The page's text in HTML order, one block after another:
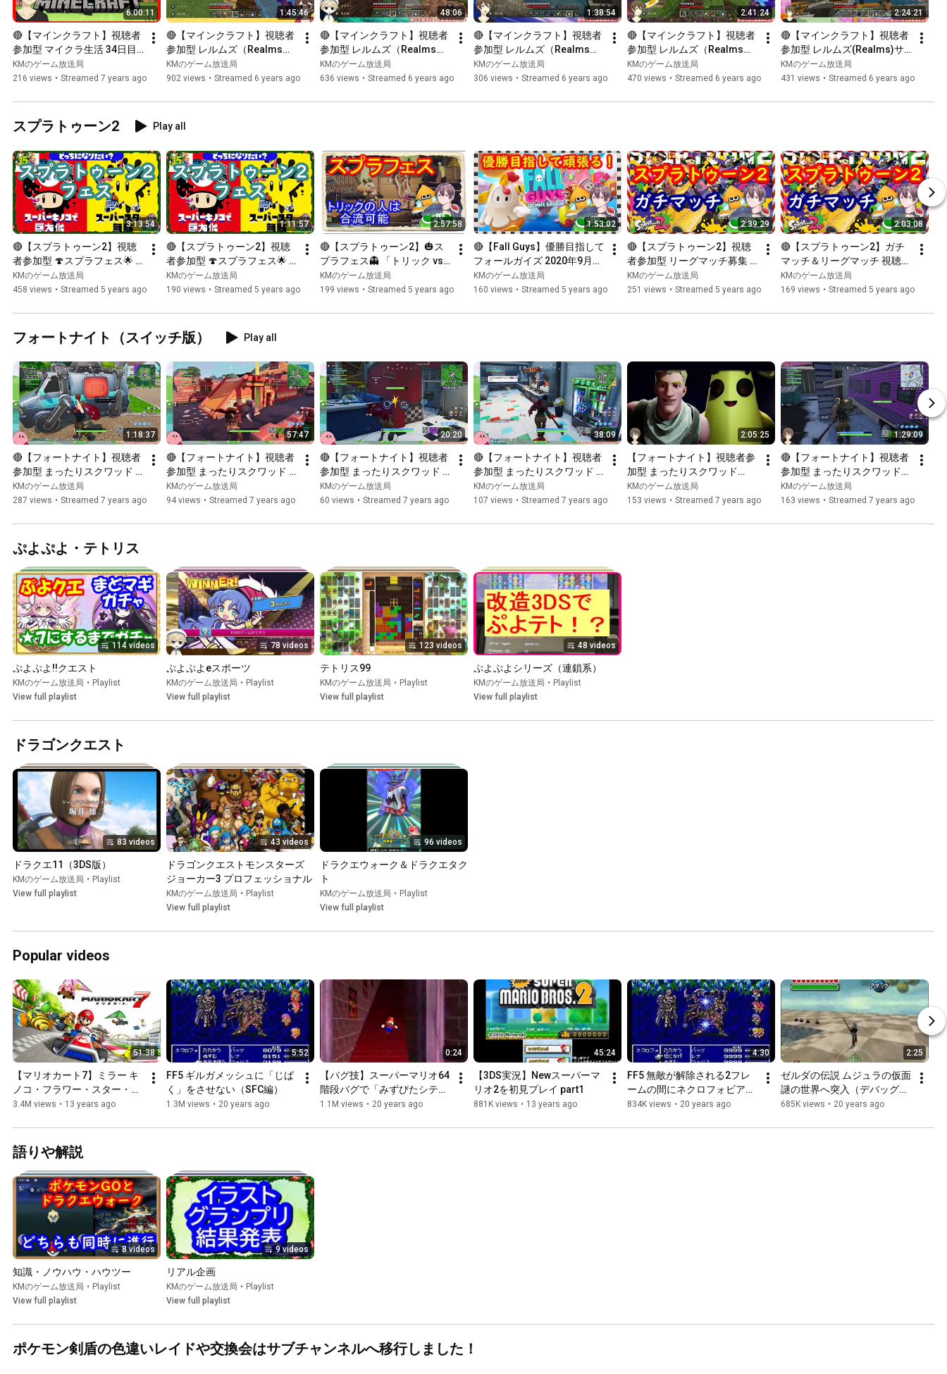
6:00:11
🔴【マインクラフト】視聴者
参加型 マイクラ生活 34日目
またワールド破損で再出発
【Minecraft】
KMのゲーム放送局
216 views • Streamed 7 years ago
1:45:46
🔴【マインクラフト】視聴者
参加型 レルムズ（Realms）
まったりマイクラ生活
_20191104【Minecraft】
KMのゲーム放送局
902 views • Streamed 6 years ago
48:06
🔴【マインクラフト】視聴者
参加型 レルムズ（Realms）
でまったりマイクラ生活
_20190907【Minecraft】
KMのゲーム放送局
636 views • Streamed 6 years ago
1:38:54
🔴【マインクラフト】視聴者
参加型 レルムズ（Realms）
でまったりマイクラ生活
_20190904【Minecraft】
KMのゲーム放送局
306 views • Streamed 6 years ago
2:41:24
🔴【マインクラフト】視聴者
参加型 レルムズ（Realms）
でまったりマイクラ生活
_20190825【Minecraft】
KMのゲーム放送局
470 views • Streamed 6 years ago
2:24:21
🔴【マインクラフト】視聴者
参加型 レルムズ(Realms)サ
ーバーでまったりマイクラ生
活_20190818【Minecraft】
KMのゲーム放送局
431 views • Streamed 6 years ago
スプラトゥーン2 Play all
3:13:54
🔴【スプラトゥーン2】視聴
者参加型 🍄スプラフェス🌟
「キノコ vs スター」続き
KMのゲーム放送局
458 views • Streamed 5 years ago
1:11:57
🔴【スプラトゥーン2】視聴
者参加型 🍄スプラフェス🌟
「キノコ vs スター」
KMのゲーム放送局
190 views • Streamed 5 years ago
2:57:58
🔴【スプラトゥーン2】🎃ス
プラフェス👻 「トリック vs
トリート」 視聴者参加型
KMのゲーム放送局
199 views • Streamed 5 years ago
1:53:02
🔴【Fall Guys】優勝目指して
フォールガイズ 2020年9月27
日 夜の部
KMのゲーム放送局
160 views • Streamed 5 years ago
2:39:29
🔴【スプラトゥーン2】視聴
者参加型 リーグマッチ募集
2020年9月27日 昼の部
KMのゲーム放送局
251 views • Streamed 5 years ago
2:03:08
🔴【スプラトゥーン2】ガチ
マッチ＆リーグマッチ 視聴者
参加型  2020年9月26日 夜の
部
KMのゲーム放送局
169 views • Streamed 5 years ago
フォートナイト（スイッチ版） Play all
1:18:37
🔴【フォートナイト】視聴者
参加型 まったりスクワッド
20190728【Fortnite】その4
KMのゲーム放送局
287 views • Streamed 7 years ago
57:47
🔴【フォートナイト】視聴者
参加型 まったりスクワッド
20190728【Fortnite】その3
KMのゲーム放送局
94 views • Streamed 7 years ago
20:20
🔴【フォートナイト】視聴者
参加型 まったりスクワッド
20190728【Fortnite】その2
KMのゲーム放送局
60 views • Streamed 7 years ago
38:09
🔴【フォートナイト】視聴者
参加型 まったりスクワッド
20190728【Fortnite】
KMのゲーム放送局
107 views • Streamed 7 years ago
2:05:25
【フォートナイト】視聴者参
加型 まったりスクワッド
_20190518【Fortnite】
KMのゲーム放送局
153 views • Streamed 7 years ago
1:29:09
🔴【フォートナイト】視聴者
参加型 まったりスクワッド
【Fortnite】20190509
KMのゲーム放送局
163 views • Streamed 7 years ago
ぷよぷよ・テトリス
114 videos
ぷよぷよ!!クエスト
KMのゲーム放送局 • Playlist
View full playlist
78 videos
ぷよぷよeスポーツ
KMのゲーム放送局 • Playlist
View full playlist
123 videos
テトリス99
KMのゲーム放送局 • Playlist
View full playlist
48 videos
ぷよぷよシリーズ（連鎖系）
KMのゲーム放送局 • Playlist
View full playlist
ドラゴンクエスト
83 videos
ドラクエ11（3DS版）
KMのゲーム放送局 • Playlist
View full playlist
43 videos
ドラゴンクエストモンスターズ
ジョーカー3 プロフェッショナル
KMのゲーム放送局 • Playlist
View full playlist
96 videos
ドラクエウォーク＆ドラクエタク
ト
KMのゲーム放送局 • Playlist
View full playlist
Popular videos
51:38
【マリオカート7】ミラー キ
ノコ・フラワー・スター・ス
ペシャルカップ【mario kart
3.4M views • 13 years ago
5:52
FF5 ギルガメッシュに「じば
く」をさせない（SFC編）
1.3M views • 20 years ago
0:24
【バグ技】スーパーマリオ64
階段バグで「みずびたシテ
ィ」突入【小ネタ】
1.1M views • 20 years ago
45:24
【3DS実況】Newスーパーマ
リオ2を初見プレイ part1
881K views • 13 years ago
4:30
FF5 無敵が解除される2フレ
ームの間にネクロフォビアの
み撃破
834K views • 20 years ago
2:25
ゼルダの伝説 ムジュラの仮面
謎の世界へ突入（デバッグル
ーム）
685K views • 20 years ago
語りや解説
8 videos
知識・ノウハウ・ハウツー
KMのゲーム放送局 • Playlist
View full playlist
9 videos
リアル企画
KMのゲーム放送局 • Playlist
View full playlist
ポケモン剣盾の色違いレイドや交換会はサブチャンネルへ移行しました！